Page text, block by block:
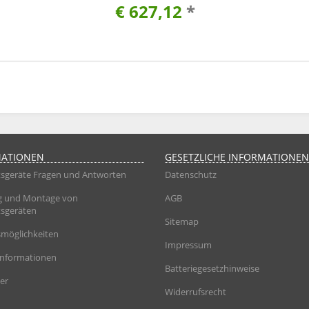
€ 627,12 *
Fragen und Antworten
und Montage von
GESETZLICHE INFORMATIONEN
Datenschutz
AGB
Sitemap
Impressum
Batteriegesetzhinweise
Widerrufsrecht